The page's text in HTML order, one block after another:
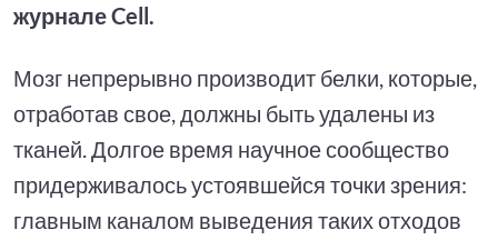
журнале Cell.
Мозг непрерывно производит белки, которые,
отработав свое, должны быть удалены из
тканей. Долгое время научное сообщество
придерживалось устоявшейся точки зрения:
главным каналом выведения таких отходов